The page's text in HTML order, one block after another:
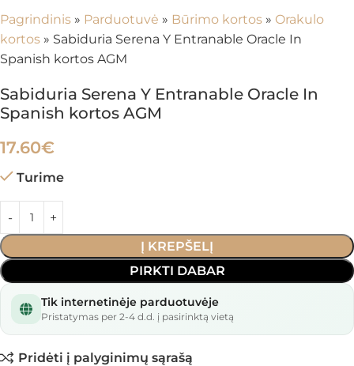
Pagrindinis » Parduotuvė » Būrimo kortos » Orakulo
kortos » Sabiduria Serena Y Entranable Oracle In
Spanish kortos AGM
Sabiduria Serena Y Entranable Oracle In
Spanish kortos AGM
17.60€
Turime
Į KREPŠELĮ
PIRKTI DABAR
Tik internetinėje parduotuvėje
Pristatymas per 2-4 d.d. į pasirinktą vietą
Pridėti į palyginimų sąrašą